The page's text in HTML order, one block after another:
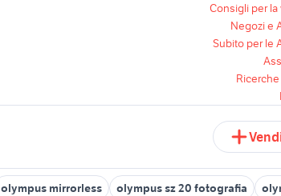
Consigli per
Negozi e
Subito per le
olympus mirrorless olympus sz 20 fotografia